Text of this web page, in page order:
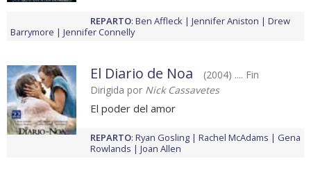
REPARTO: Ben Affleck Jennifer Aniston
Drew
Barrymore
Jennifer Connelly
El Diario de Noa
(2004) .... Fin
Dirigida por Nick Cassavetes
El poder del amor
REPARTO: Ryan Gosling Rachel McAdams
Gena
Rowlands
Joan Allen